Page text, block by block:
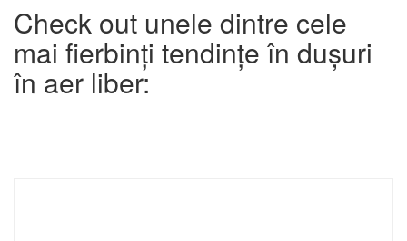
Check out unele dintre cele
mai fierbinți tendințe în dușuri
în aer liber: